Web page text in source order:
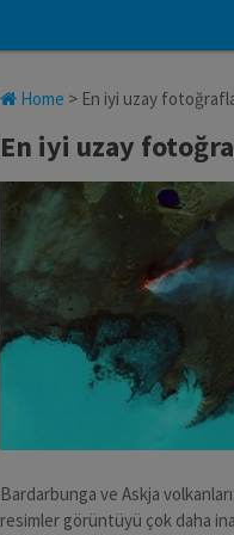
Home > En iyi uzay
En iyi uzay
Bardarbunga ve Askja
resimler görüntüyü çok daha